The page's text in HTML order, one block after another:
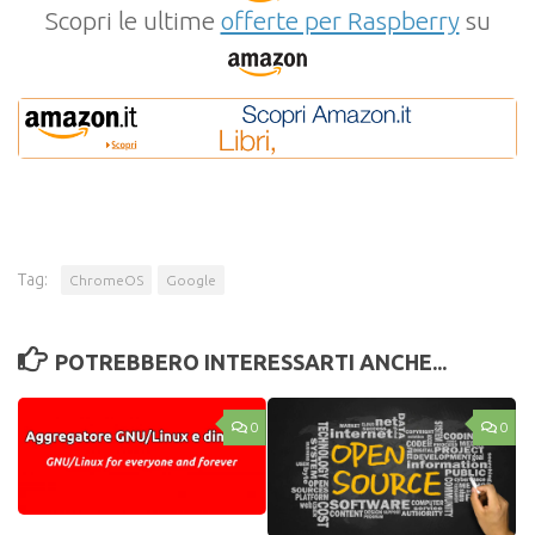
Scopri le ultime offerte per Raspberrysu
Tag: ChromeOS Google
POTREBBERO INTERESSARTI ANCHE...
0 0